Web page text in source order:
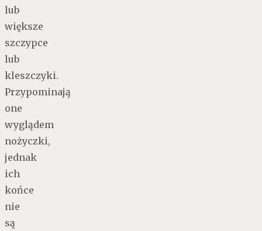
lub
większe
szczypce
lub
kleszczyki.
Przypominają
one
wyglądem
nożyczki,
jednak
ich
końce
nie
są